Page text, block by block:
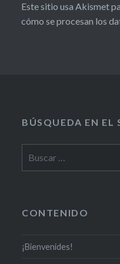
Este sitio usa Akismet
cómo se procesan los
BÚSQUEDA EN EL
CONTENIDO
¡Bienvenides!